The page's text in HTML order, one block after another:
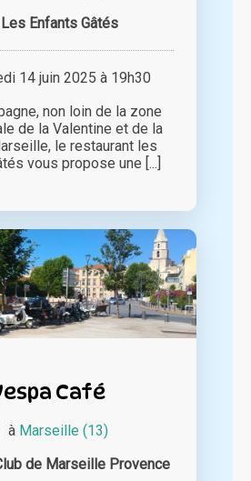
Les Enfants Gâtés
14 juin 2025 à 19h30
non loin de la zone
de la Valentine et de la
le restaurant les
vous propose une [...]
Café
à Marseille (13)
de Marseille Provence